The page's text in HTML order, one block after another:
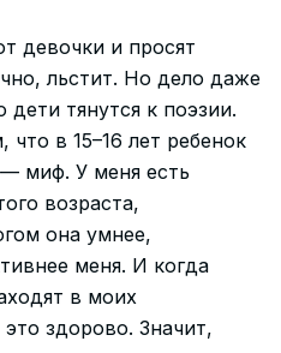
девочки и просят
льстит. Но дело даже
тянутся к поэзии.
в 15–16 лет ребенок
миф. У меня есть
возраста,
она умнее,
меня. И когда
в моих
здорово. Значит,